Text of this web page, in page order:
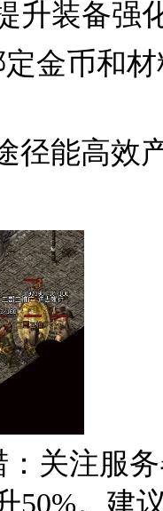
升装备强
金币和
径能高效
：关注服
50%。建